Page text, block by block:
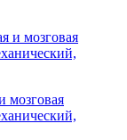
мозговая